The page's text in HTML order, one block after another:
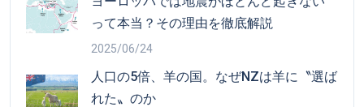
って本当？その理由を徹底解説
2025/06/24
人口の5倍、羊の国。なぜNZは羊に〝選ば
れた〟のか